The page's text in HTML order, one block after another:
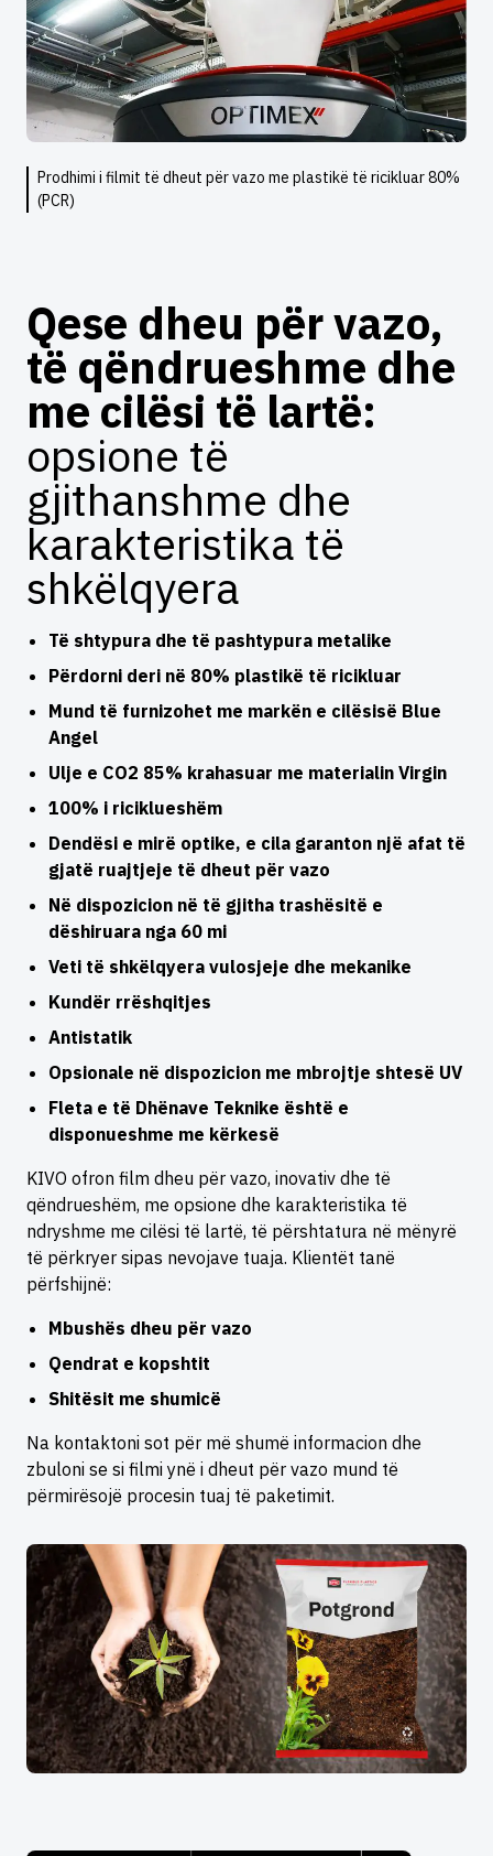
Prodhimi i filmit të dheut për vazo me plastikë të ricikluar 80%
(PCR)
Qese dheu për vazo,
të qëndrueshme dhe
me cilësi të lartë:
opsione të
gjithanshme dhe
karakteristika të
shkëlqyera
Të shtypura dhe të pashtypura metalike
Përdorni deri në 80% plastikë të ricikluar
Mund të furnizohet me markën e cilësisë Blue
Angel
Ulje e CO2 85% krahasuar me materialin Virgin
100% i riciklueshëm
Dendësi e mirë optike, e cila garanton një afat të
gjatë ruajtjeje të dheut për vazo
Në dispozicion në të gjitha trashësitë e
dëshiruara nga 60 mi
Veti të shkëlqyera vulosjeje dhe mekanike
Kundër rrëshqitjes
Antistatik
Opsionale në dispozicion me mbrojtje shtesë UV
Fleta e të Dhënave Teknike është e
disponueshme me kërkesë
KIVO ofron film dheu për vazo, inovativ dhe të
qëndrueshëm, me opsione dhe karakteristika të
ndryshme me cilësi të lartë, të përshtatura në mënyrë
të përkryer sipas nevojave tuaja. Klientët tanë
përfshijnë:
Mbushës dheu për vazo
Qendrat e kopshtit
Shitësit me shumicë
Na kontaktoni sot për më shumë informacion dhe
zbuloni se si filmi ynë i dheut për vazo mund të
përmirësojë procesin tuaj të paketimit.